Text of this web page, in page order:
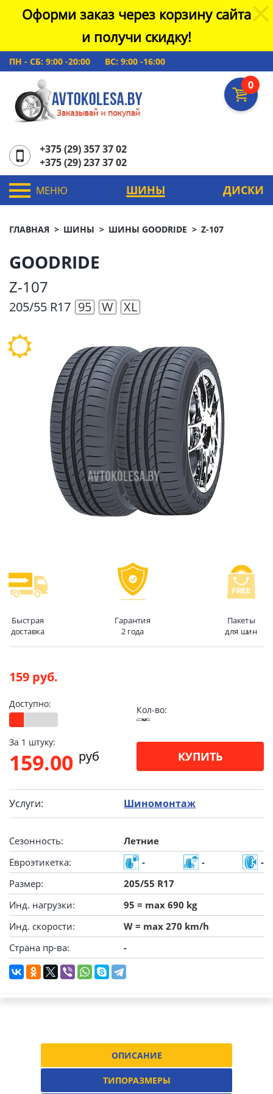
Оформи заказ через корзину сайта
и получи скидку!
ПН - СБ: 9:00 -20:00 ВС: 9:00 -16:00
0
+375 (29) 357 37 02
+375 (29) 237 37 02
МЕНЮ ШИНЫ ДИСКИ
ГЛАВНАЯ ШИНЫ ШИНЫ GOODRIDE Z-107
GOODRIDE
Z-107
205/55 R17 95 W XL
Быстрая
доставка
Гарантия
2 года
Пакеты
для шин
159 руб.
Доступно:
Кол-во:
За 1 штуку:
159.00 pуб КУПИТЬ
Услуги: Шиномонтаж
Сезонность:
Летние
Евроэтикетка:
- -
-
Размер:
205/55 R17
Инд. нагрузки:
95 = max 690 kg
Инд. скорости:
W = max 270 km/h
Страна пр-ва:
-
ОПИСАНИЕ
ТИПОРАЗМЕРЫ